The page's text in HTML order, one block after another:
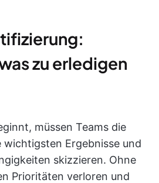
zu erledigen
müssen Teams die
wichtigsten Ergebnisse und
skizzieren. Ohne
Prioritäten verloren und